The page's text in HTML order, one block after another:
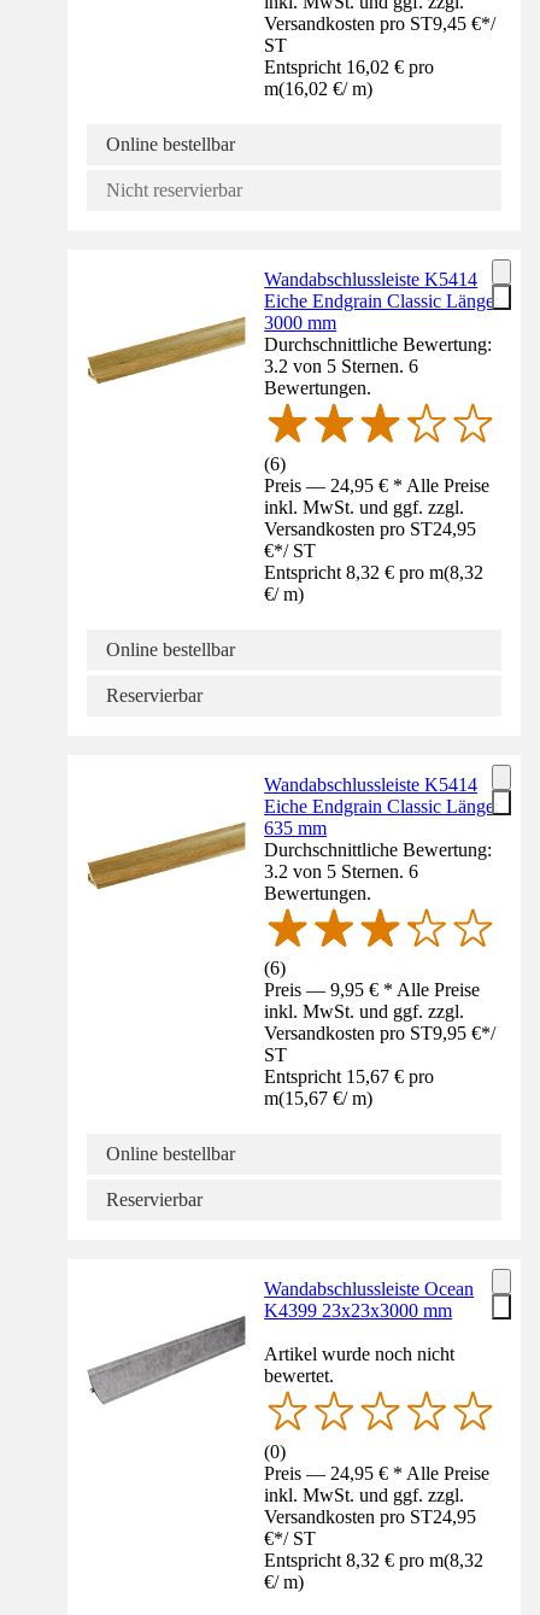
Versandkosten pro ST9,45 €*/
ST
Entspricht 16,02 € pro
m(16,02 €/ m)
Online bestellbar
Nicht reservierbar
Wandabschlussleiste K5414
Eiche Endgrain Classic Länge:
3000 mm
Durchschnittliche Bewertung:
3.2 von 5 Sternen. 6
Bewertungen.
(6)
Preis — 24,95 € * Alle Preise
inkl. MwSt. und ggf. zzgl.
Versandkosten pro ST24,95
€*/ ST
Entspricht 8,32 € pro m(8,32
€/ m)
Online bestellbar
Reservierbar
Wandabschlussleiste K5414
Eiche Endgrain Classic Länge:
635 mm
Durchschnittliche Bewertung:
3.2 von 5 Sternen. 6
Bewertungen.
(6)
Preis — 9,95 € * Alle Preise
inkl. MwSt. und ggf. zzgl.
Versandkosten pro ST9,95 €*/
ST
Entspricht 15,67 € pro
m(15,67 €/ m)
Online bestellbar
Reservierbar
Wandabschlussleiste Ocean
K4399 23x23x3000 mm
Artikel wurde noch nicht
bewertet.
(0)
Preis — 24,95 € * Alle Preise
inkl. MwSt. und ggf. zzgl.
Versandkosten pro ST24,95
€*/ ST
Entspricht 8,32 € pro m(8,32
€/ m)